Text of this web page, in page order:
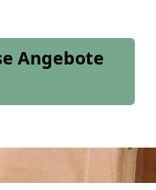
Angebote